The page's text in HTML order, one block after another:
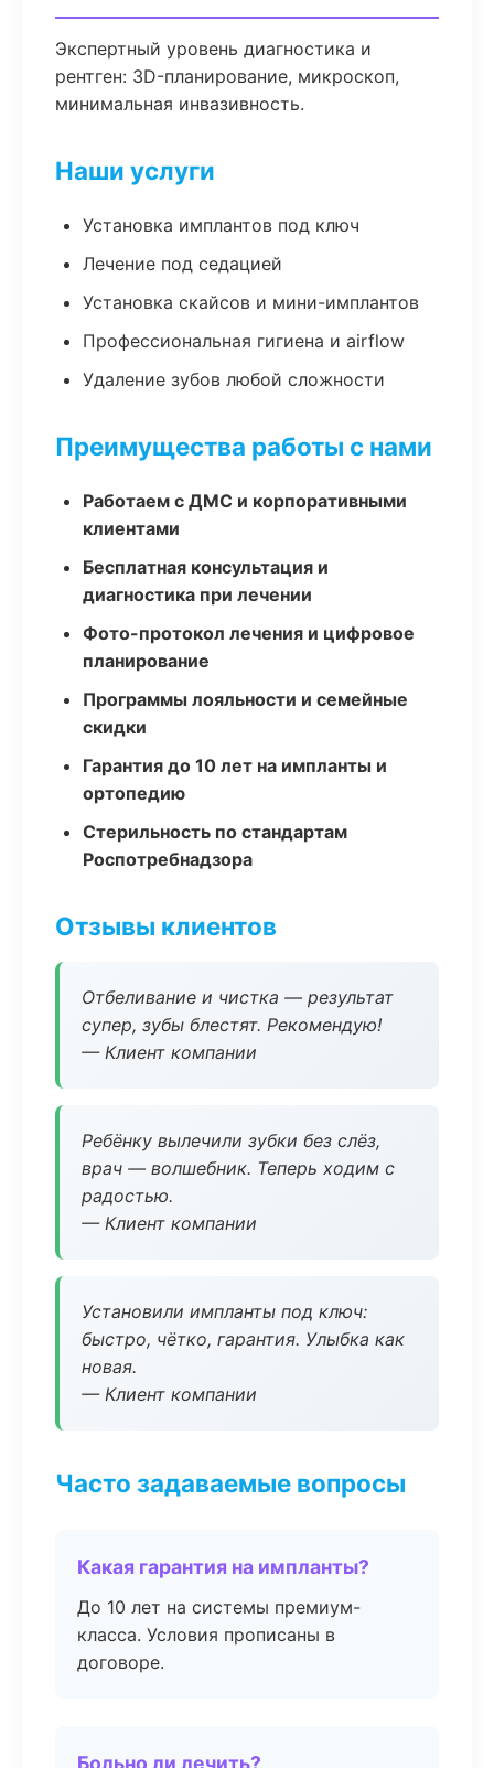
Экспертный уровень диагностика и
рентген: 3D-планирование, микроскоп,
минимальная инвазивность.
Наши услуги
Установка имплантов под ключ
Лечение под седацией
Установка скайсов и мини-имплантов
Профессиональная гигиена и airflow
Удаление зубов любой сложности
Преимущества работы с нами
Работаем с ДМС и корпоративными
клиентами
Бесплатная консультация и
диагностика при лечении
Фото-протокол лечения и цифровое
планирование
Программы лояльности и семейные
скидки
Гарантия до 10 лет на импланты и
ортопедию
Стерильность по стандартам
Роспотребнадзора
Отзывы клиентов
Отбеливание и чистка — результат
супер, зубы блестят. Рекомендую!
— Клиент компании
Ребёнку вылечили зубки без слёз,
врач — волшебник. Теперь ходим с
радостью.
— Клиент компании
Установили импланты под ключ:
быстро, чётко, гарантия. Улыбка как
новая.
— Клиент компании
Часто задаваемые вопросы
Какая гарантия на импланты?
До 10 лет на системы премиум-
класса. Условия прописаны в
договоре.
Больно ли лечить?